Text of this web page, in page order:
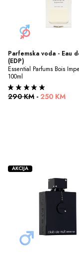
Parfemska voda - Eau
(EDP)
Essential Parfums Bois
100ml
290 KM - 250 KM
AKCIJA